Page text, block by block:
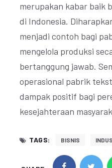
merupakan kabar baik
di Indonesia.
menjadi contoh bagi
mengelola produksi
bertanggung jawab.
operasional pabrik
dampak positif bagi
kesejahteraan
TAGS: BISNIS